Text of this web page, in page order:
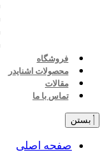
فروشگاه
محصولات اشنایدر
مقالات
تماس با ما
بستن
صفحه اصلی